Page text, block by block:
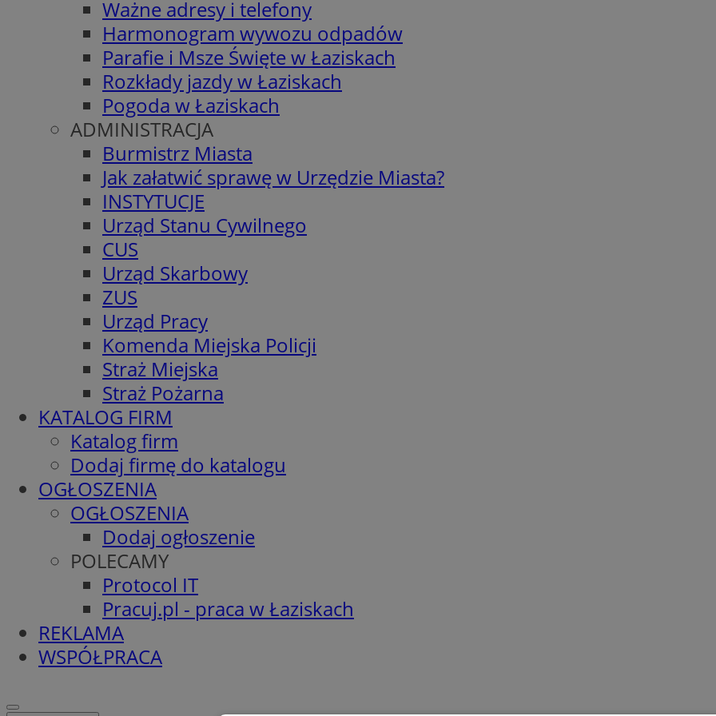
Ważne adresy i telefony
Harmonogram wywozu odpadów
Parafie i Msze Święte w Łaziskach
Rozkłady jazdy w Łaziskach
Pogoda w Łaziskach
ADMINISTRACJA
Burmistrz Miasta
Jak załatwić sprawę w Urzędzie Miasta?
INSTYTUCJE
Urząd Stanu Cywilnego
CUS
Urząd Skarbowy
ZUS
Urząd Pracy
Komenda Miejska Policji
Straż Miejska
Straż Pożarna
KATALOG FIRM
Katalog firm
Dodaj firmę do katalogu
OGŁOSZENIA
OGŁOSZENIA
Dodaj ogłoszenie
POLECAMY
Protocol IT
Pracuj.pl - praca w Łaziskach
REKLAMA
WSPÓŁPRACA